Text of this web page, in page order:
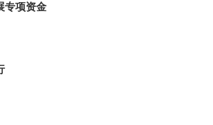
专项资金